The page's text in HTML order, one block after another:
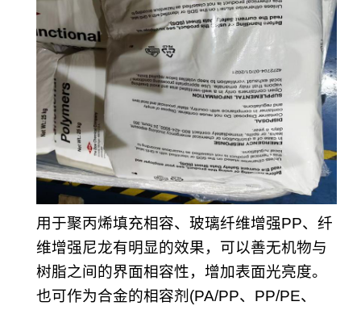
用于聚丙烯填充相容、玻璃纤维增强PP、纤
维增强尼龙有明显的效果，可以善无机物与
树脂之间的界面相容性，增加表面光亮度。
也可作为合金的相容剂(PA/PP、PP/PE、